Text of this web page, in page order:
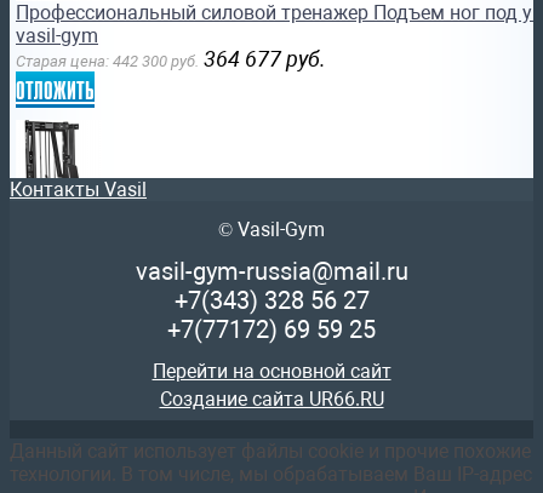
Профессиональный силовой тренажер Подъем ног под
vasil-gym
Старая цена: 442 300 руб. 364 677 руб.
отложить
Гребная тяга Gymleco 312 Профессиональный силовой
442 300 руб. 364 677 руб.
Профессиональный силовой тренажер Бицепс/трицепс
Контакты Vasil
© Vasil-Gym
vasil-gym-russia@mail.ru
+7(343) 328 56 27
+7(77172) 69 59 25
Перейти на основной сайт
Создание сайта UR66.RU
Данный сайт использует файлы cookie и прочие похожие
технологии. В том числе, мы обрабатываем Ваш IP-адрес